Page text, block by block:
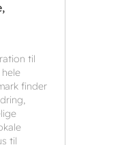
til
finder
til